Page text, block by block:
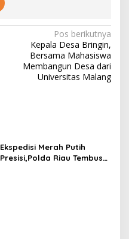
Pos berikutnya
Kepala Desa Bringin,
Bersama Mahasiswa
Membangun Desa dari
Universitas Malang
Ekspedisi Merah Putih
Presisi,Polda Riau Tembus